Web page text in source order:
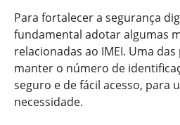
Para fortalecer a segurança
fundamental adotar algumas
relacionadas ao IMEI. Uma
manter o número de
seguro e de fácil acesso, para
necessidade.